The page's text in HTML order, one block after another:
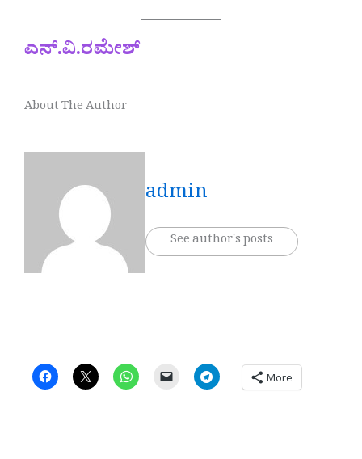
ಎನ್.ವಿ.ರಮೇಶ್
About The Author
admin
See author's posts
More